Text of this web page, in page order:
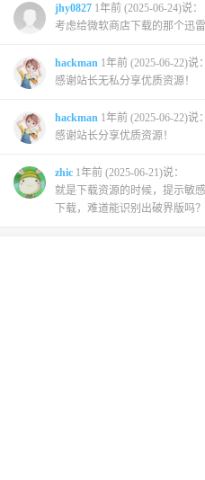
jhy0827 1年前 (2025-06-24)说：
考虑给微软商店下载的那个迅
hackman 1年前 (2025-06-22)说：
感谢站长无私分享优质资源！
hackman 1年前 (2025-06-22)说：
感谢站长分享优质资源！
zhic 1年前 (2025-06-21)说：
就是下载资源的时候，提示敏
下载，难道能识别出破界版吗？